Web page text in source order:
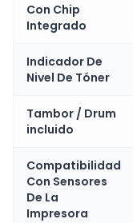
Con Chip
Integrado
Indicador De
Nivel De Tóner
Tambor / Drum
incluido
Compatibilidad
Con Sensores
De La
Impresora